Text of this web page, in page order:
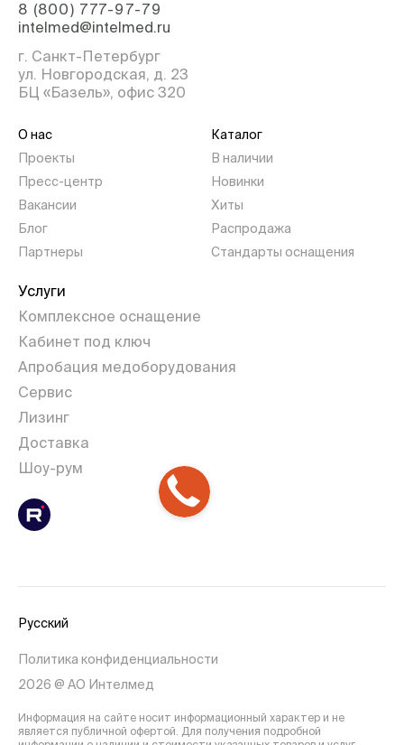
8 (800) 777-97-79
intelmed@intelmed.ru
г. Санкт-Петербург
ул. Новгородская, д. 23
БЦ «Базель», офис 320
О нас
Проекты
Пресс-центр
Вакансии
Блог
Партнеры
Каталог
В наличии
Новинки
Хиты
Распродажа
Стандарты оснащения
Услуги
Комплексное оснащение
Кабинет под ключ
Апробация медоборудования
Сервис
Лизинг
Доставка
Шоу-рум
Русский
Политика конфиденциальности
2026 @ АО Интелмед
Информация на сайте носит информационный характер и не
является публичной офертой. Для получения подробной